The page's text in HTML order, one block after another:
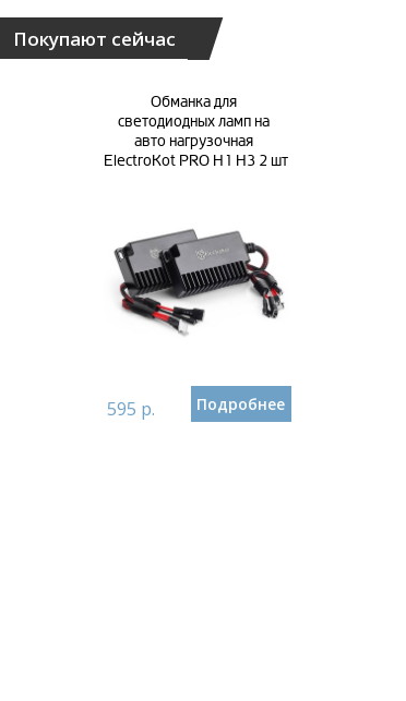
Покупают сейчас
Обманка для
светодиодных ламп на
авто нагрузочная
ElectroKot PRO H1 H3 2 шт
595 р. Подробнее